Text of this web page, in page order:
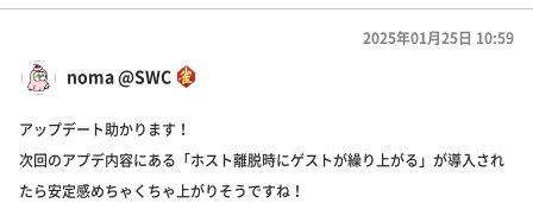
noma @SWC
2025年01月25日 10:59
アップデート助かります！
次回のアプデ内容にある「ホスト離脱時にゲストが繰り上がる」が導入され
たら安定感めちゃくちゃ上がりそうですね！